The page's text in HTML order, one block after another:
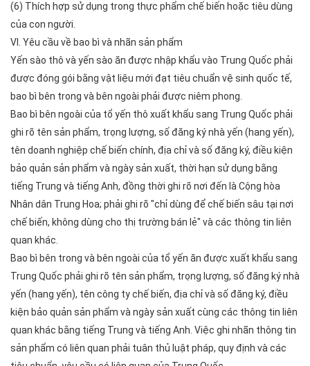
(6) Thích hợp sử dụng trong thực phẩm chế biến hoặc tiêu dùng
của con người.
VI. Yêu cầu về bao bì và nhãn sản phẩm
Yến sào thô và yến sào ăn được nhập khẩu vào Trung Quốc phải
được đóng gói bằng vật liệu mới đạt tiêu chuẩn vệ sinh quốc tế,
bao bì bên trong và bên ngoài phải được niêm phong.
Bao bì bên ngoài của tổ yến thô xuất khẩu sang Trung Quốc phải
ghi rõ tên sản phẩm, trọng lượng, số đăng ký nhà yến (hang yến),
tên doanh nghiệp chế biến chính, địa chỉ và số đăng ký, điều kiện
bảo quản sản phẩm và ngày sản xuất, thời hạn sử dụng bằng
tiếng Trung và tiếng Anh, đồng thời ghi rõ nơi đến là Cộng hòa
Nhân dân Trung Hoa; phải ghi rõ "chỉ dùng để chế biến sâu tại nơi
chế biến, không dùng cho thị trường bán lẻ" và các thông tin liên
quan khác.
Bao bì bên trong và bên ngoài của tổ yến ăn được xuất khẩu sang
Trung Quốc phải ghi rõ tên sản phẩm, trọng lượng, số đăng ký nhà
yến (hang yến), tên công ty chế biến, địa chỉ và số đăng ký, điều
kiện bảo quản sản phẩm và ngày sản xuất cùng các thông tin liên
quan khác bằng tiếng Trung và tiếng Anh. Việc ghi nhãn thông tin
sản phẩm có liên quan phải tuân thủ luật pháp, quy định và các